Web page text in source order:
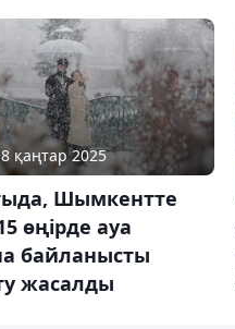
қаңтар 2025
Шымкентте
өңірде ауа
байланысты
жасалды